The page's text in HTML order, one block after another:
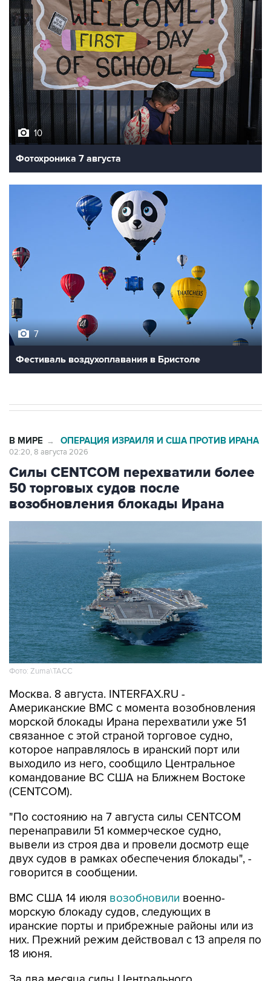
10
Фотохроника 7 августа
7
Фестиваль воздухоплавания в Бристоле
В МИРЕ → ОПЕРАЦИЯ ИЗРАИЛЯ И США ПРОТИВ ИРАНА
02:20, 8 августа 2026
Силы CENTCOM перехватили более
50 торговых судов после
возобновления блокады Ирана
Фото: Zuma\ТАСС
Москва. 8 августа. INTERFAX.RU -
Американские ВМС с момента возобновления
морской блокады Ирана перехватили уже 51
связанное с этой страной торговое судно,
которое направлялось в иранский порт или
выходило из него, сообщило Центральное
командование ВС США на Ближнем Востоке
(CENTCOM).
"По состоянию на 7 августа силы CENTCOM
перенаправили 51 коммерческое судно,
вывели из строя два и провели досмотр еще
двух судов в рамках обеспечения блокады", -
говорится в сообщении.
ВМС США 14 июля возобновили военно-
морскую блокаду судов, следующих в
иранские порты и прибрежные районы или из
них. Прежний режим действовал с 13 апреля по
18 июня.